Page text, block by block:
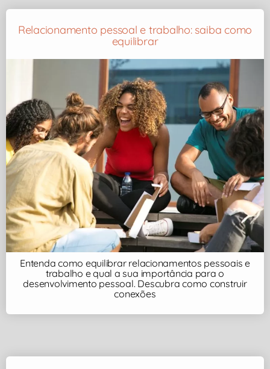
Relacionamento pessoal e trabalho: saiba como
equilibrar
Entenda como equilibrar relacionamentos pessoais e
trabalho e qual a sua importância para o
desenvolvimento pessoal. Descubra como construir
conexões